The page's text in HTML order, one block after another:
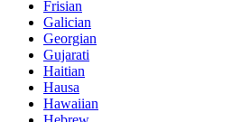
Frisian
Galician
Georgian
Gujarati
Haitian
Hausa
Hawaiian